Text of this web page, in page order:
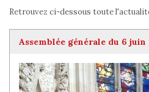
Retrouvez ci-dessous toute
Assemblée générale du 6 juin